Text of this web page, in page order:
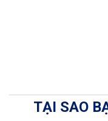
TẠI SAO